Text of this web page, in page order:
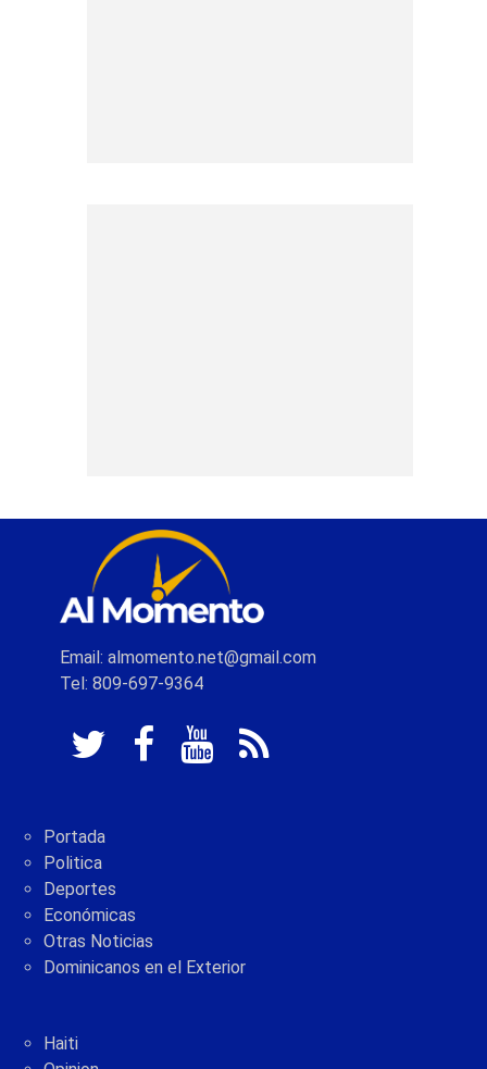
Email: almomento.net@gmail.com
Tel: 809-697-9364
Portada
Politica
Deportes
Económicas
Otras Noticias
Dominicanos en el Exterior
Haiti